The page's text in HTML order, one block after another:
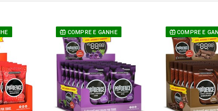
COMPRE E GANHE COMPRE E